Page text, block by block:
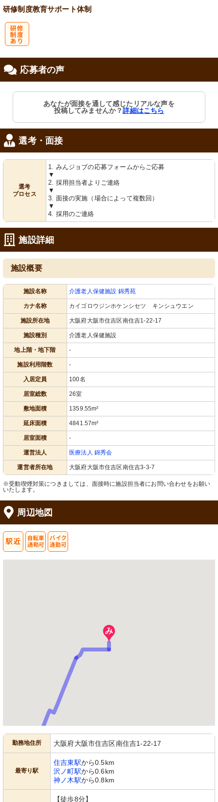
研修制度教育サポート体制
応募者の声
あなたが面接を通して感じたリアルな声を
投稿してみませんか？詳細はこちら
選考・面接
選考
プロセス
1. みんジョブの応募フォームからご応募
▼
2. 採用担当者よりご連絡
▼
3. 面接の実施（場合によって複数回）
▼
4. 採用のご連絡
施設詳細
施設概要
施設名称 介護老人保健施設 錦秀苑
カナ名称 カイゴロウジンホケンシセツ キンシュウエン
施設所在地 大阪府大阪市住吉区南住吉1-22-17
施設種別 介護老人保健施設
地上階・地下階 -
施設利用階数 -
入居定員 100名
居室総数 26室
敷地面積 1359.55m²
延床面積 4841.57m²
居室面積 -
運営法人 医療法人 錦秀会
運営者所在地 大阪府大阪市住吉区南住吉3-3-7
※受動喫煙対策につきましては、面接時に施設担当者にお問い合わせをお願い
いたします。
周辺地図
勤務地住所 大阪府大阪市住吉区南住吉1-22-17
最寄り駅
住吉東駅から0.5km
沢ノ町駅から0.6km
神ノ木駅から0.8km
【徒歩8分】